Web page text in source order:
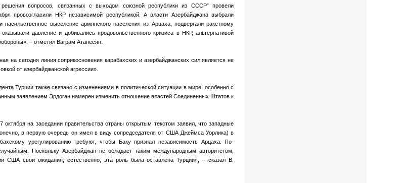
вопросов, связанных с выходом союзной республики из СССР” провели
провозгласили НКР независимой республикой. А власти Азербайджана выбрали
насильственное выселение армянского населения из Арцаха, подвергали ракетному
давление и добивались продовольственного кризиса в НКР, альтернативой
– отметил Ваграм Атанесян.
на сегодня линия соприкосновения карабахских и азербайджанских сил является не
от азербайджанской агрессии».
Турции также связано с изменениями в политической ситуации в мире, особенно с
заявлением Эрдоган намерен изменить отношение властей Соединенных Штатов к
на заседании правительства страны открытым текстом заявил, что западные
в первую очередь он имел в виду сопредседателя от США Джеймса Уорлика) в
урегулированию требуют, чтобы Баку признал независимость Арцаха. По-
Поскольку Азербайджан не обладает таким международным авторитетом,
США свои ожидания, естественно, эта роль была оставлена Турции», – сказал В.